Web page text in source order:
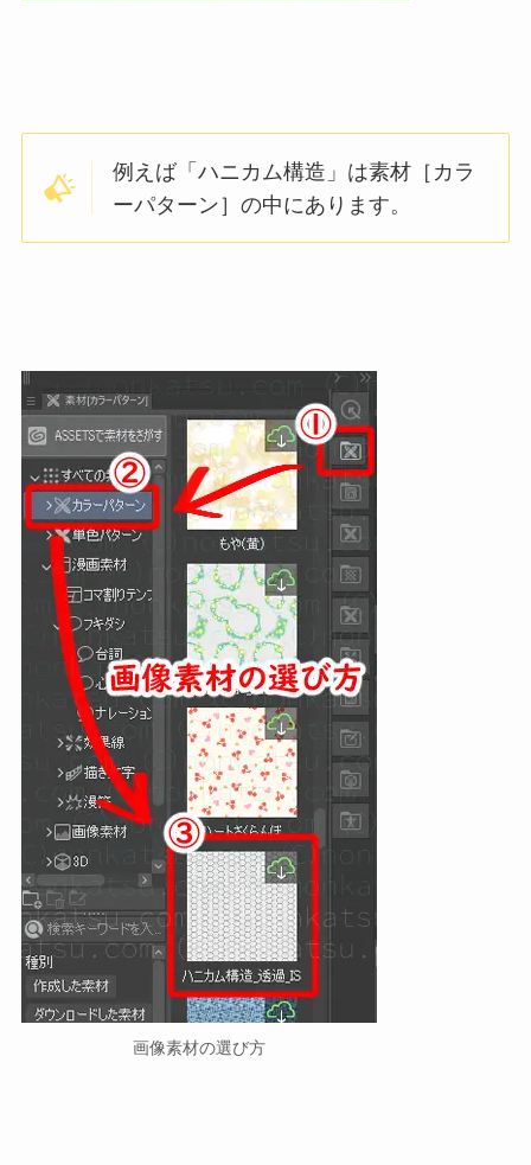
例えば「ハニカム構造」は素材［カラ
ーパターン］の中にあります。
画像素材の選び方